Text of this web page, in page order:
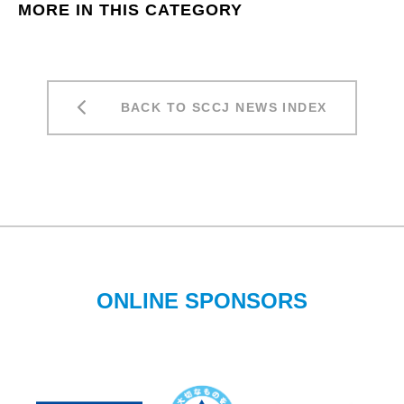
MORE IN THIS CATEGORY
BACK TO SCCJ NEWS INDEX
ONLINE SPONSORS